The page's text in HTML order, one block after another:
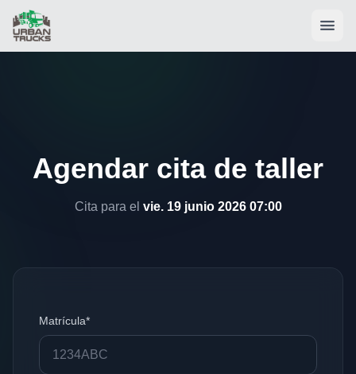
Agendar cita de taller
Cita para el vie. 19 junio 2026 07:00
Matrícula*